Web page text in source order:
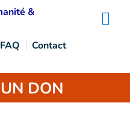
FAQ
Contact
UN DON